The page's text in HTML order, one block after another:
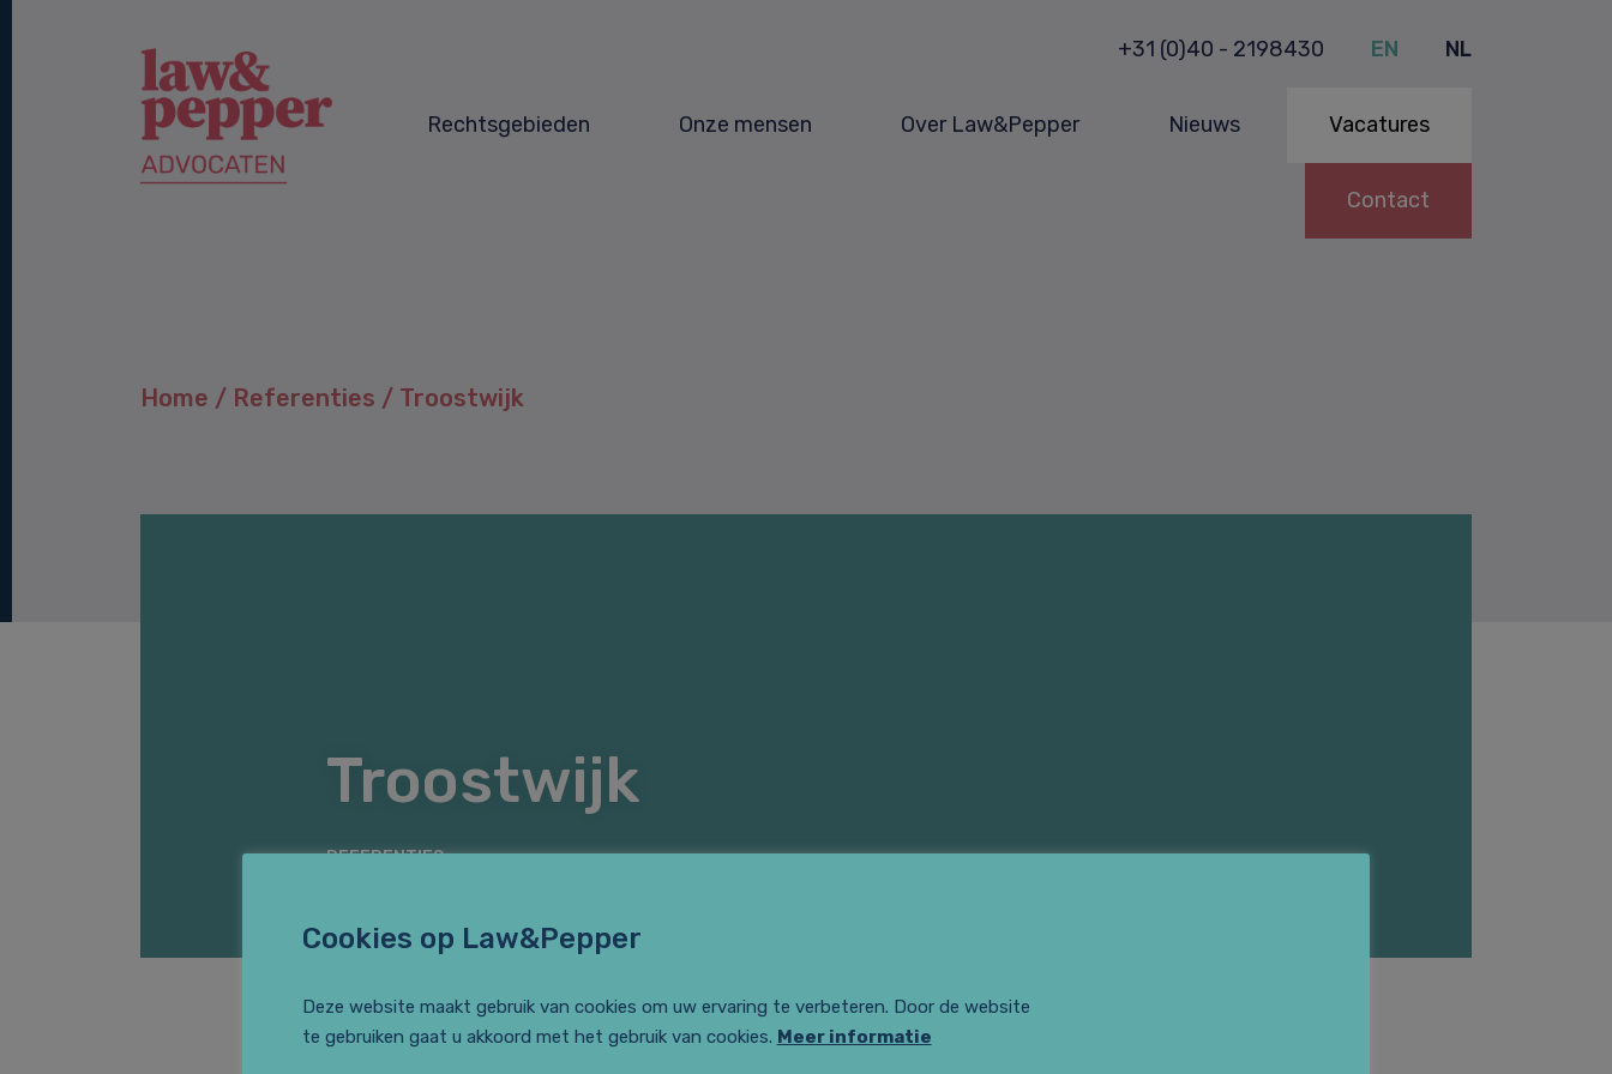
+31 (0)40 - 2198430 EN NL
Rechtsgebieden Onze mensen Over Law&Pepper Nieuws Vacatures
Contact
Home / Referenties / Troostwijk
Troostwijk
REFERENTIES
Cookies op Law&Pepper
Deze website maakt gebruik van cookies om uw ervaring te verbeteren. Door de website
te gebruiken gaat u akkoord met het gebruik van cookies. Meer informatie